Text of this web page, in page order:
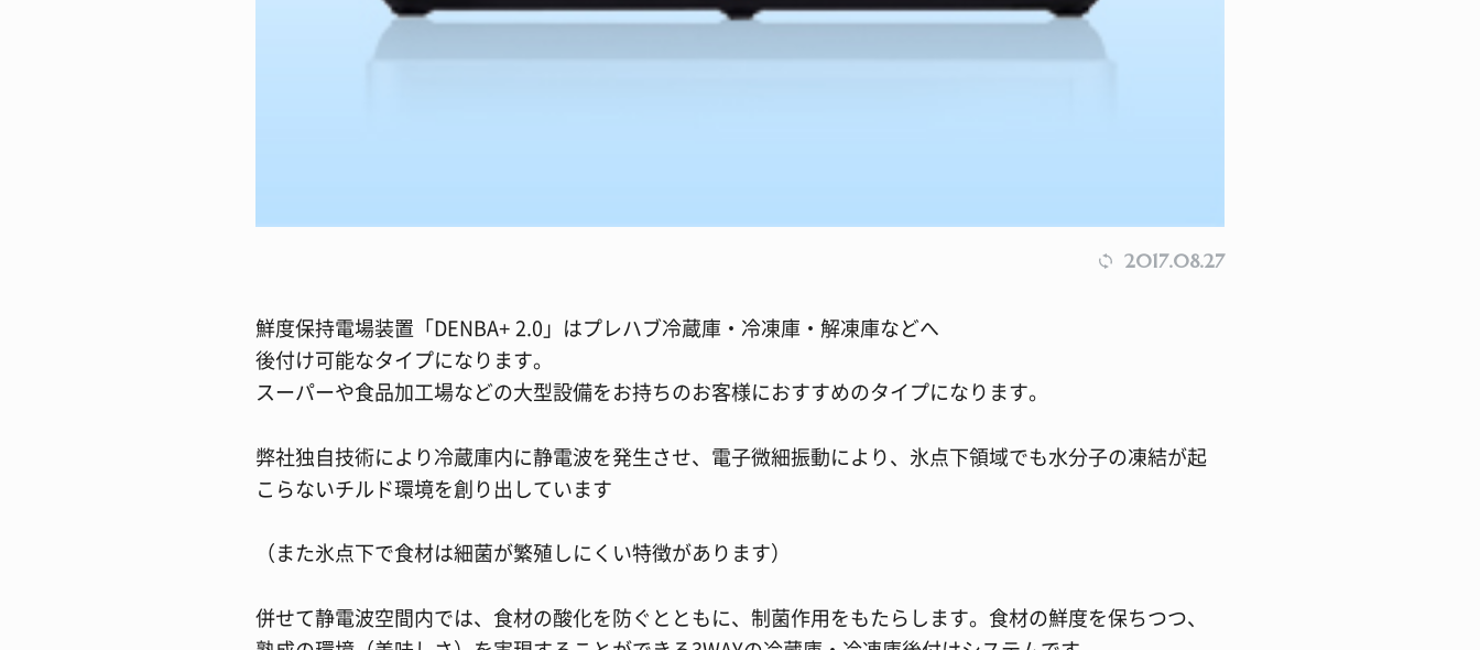
2017.08.27
鮮度保持電場装置「DENBA+ 2.0」はプレハブ冷蔵庫・冷凍庫・解凍庫などへ
後付け可能なタイプになります。
スーパーや食品加工場などの大型設備をお持ちのお客様におすすめのタイプになります。
弊社独自技術により冷蔵庫内に静電波を発生させ、電子微細振動により、氷点下領域でも水分子の凍結が起
こらないチルド環境を創り出しています
（また氷点下で食材は細菌が繁殖しにくい特徴があります）
併せて静電波空間内では、食材の酸化を防ぐとともに、制菌作用をもたらします。食材の鮮度を保ちつつ、